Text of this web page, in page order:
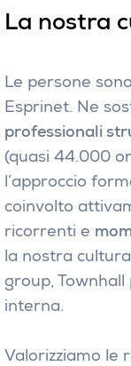
La nostra
Le persone
Esprinet. Ne
professionali
(quasi 44.000
l’approccio
coinvolto
ricorrenti e
la nostra
group, Townhall
interna.
Valorizziamo le